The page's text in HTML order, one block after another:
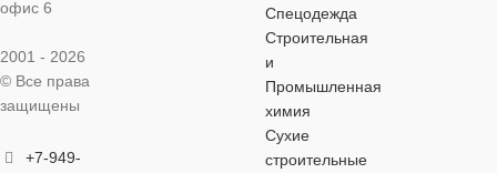
офис 6
2001 - 2026
© Все права
защищены
+7-949-
Спецодежда
Строительная
и
Промышленная
химия
Сухие
строительные